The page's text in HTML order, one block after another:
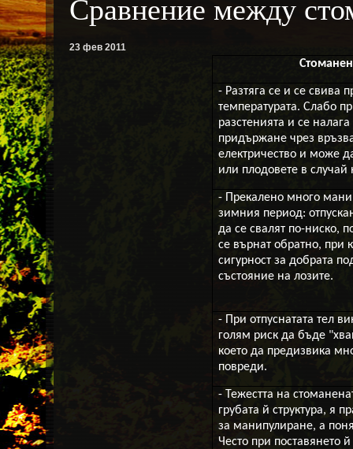
Сравнение между
23 фев 2011
- Разтяга се и се свива
температурата. Слабо
разстенията и се
придържане чрез
електричество и може
или плодовете в
- Прекалено много
зимния период:
да се свалят по-ниско,
се върнат обратно, при
сигурност за добрата
състояние на лозите.
- При отпуснатата тел
голям риск да бъде
което да предизвика
повреди.
- Тежестта на
грубата й структура, я
за манипулиране, а
Често при поставянето